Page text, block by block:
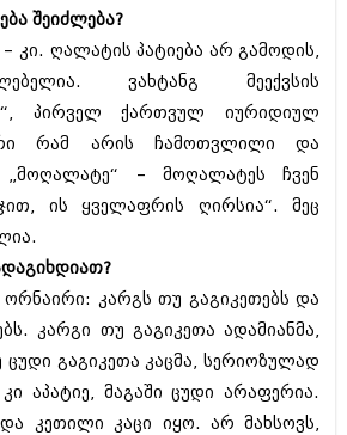
(211)
(221)
(261)
(215)
(200)
(250)
(206)
(207)
(264)
(204)
(286)
(173)
(261)
(194)
(208)
(365)
(286)
შეიძლება?
კი. ღალატის პატიება არ გამოდის,
ვახტანგ მეექვსის
პირველ ქართვულ იურიდიულ
რამ არის ჩამოთვლილი და
– მოღალატეს ჩვენ
ის ყველაფრის ღირსია“. მეც
ორნაირი: კარგს თუ გაგიკეთებს და
კარგი თუ გაგიკეთა ადამიანმა,
გაგიკეთა კაცმა, სერიოზულად
აპატიე, მაგაში ცუდი არაფერია.
და კეთილი კაცი იყო. არ მახსოვს,